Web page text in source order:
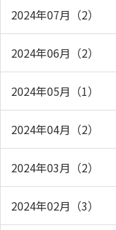
2024年07月（2）
2024年06月（2）
2024年05月（1）
2024年04月（2）
2024年03月（2）
2024年02月（3）